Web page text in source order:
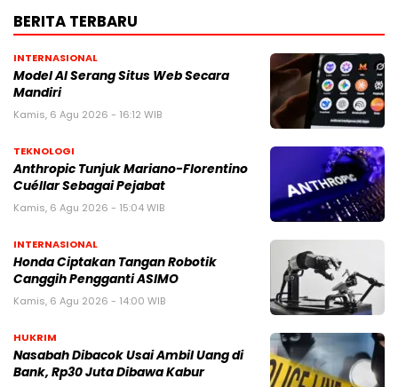
BERITA TERBARU
INTERNASIONAL
Model AI Serang Situs Web Secara
Mandiri
Kamis, 6 Agu 2026 - 16:12 WIB
TEKNOLOGI
Anthropic Tunjuk Mariano-Florentino
Cuéllar Sebagai Pejabat
Kamis, 6 Agu 2026 - 15:04 WIB
INTERNASIONAL
Honda Ciptakan Tangan Robotik
Canggih Pengganti ASIMO
Kamis, 6 Agu 2026 - 14:00 WIB
HUKRIM
Nasabah Dibacok Usai Ambil Uang di
Bank, Rp30 Juta Dibawa Kabur